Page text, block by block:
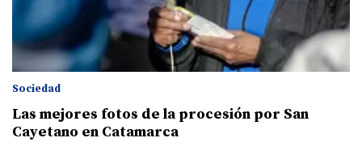
Sociedad
Las mejores fotos de la procesión por San
Cayetano en Catamarca